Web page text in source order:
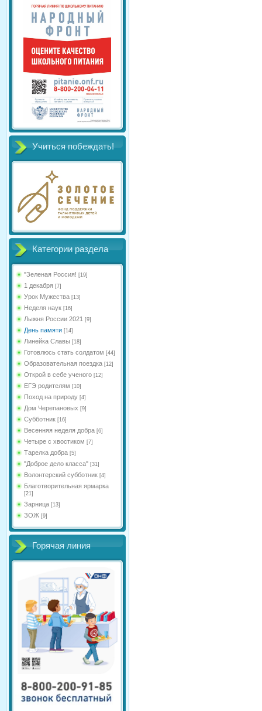
Учиться побеждать!
Категории раздела
"Зеленая Россия! [19]
1 декабря [7]
Урок Мужества [13]
Неделя наук [16]
Лыжня России 2021 [9]
День памяти [14]
Линейка Славы [18]
Готовлюсь стать солдатом [44]
Образовательная поездка [12]
Открой в себе ученого [12]
ЕГЭ родителям [10]
Поход на природу [4]
Дом Черепановых [9]
Субботник [16]
Весенняя неделя добра [6]
Четыре с хвостиком [7]
Тарелка добра [5]
"Доброе дело класса" [31]
Волонтерский субботник [4]
Благотворительная ярмарка
[21]
Зарница [13]
ЗОЖ [9]
Горячая линия